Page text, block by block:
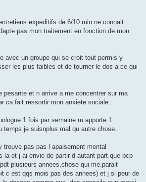
expeditifs de 6/10 min ne connait
pas mon traitement en fonction de mon
avec un groupe qui se croit tout permis y
les plus faibles et de tourner le dos a ce qui
pesante et n arrive a me concentrer sur ma
ca fait ressortir mon anxiete sociale.
1 fois par semaine m.apporte 1
temps je suisnplus mal qu autre chose..
trouve pas pas l apaisement mental
la et j ai envie de partir d autant part que bcp
plusieurs annees,chose qui me.parait
c est qqs mois pas des annees) et j si peur de